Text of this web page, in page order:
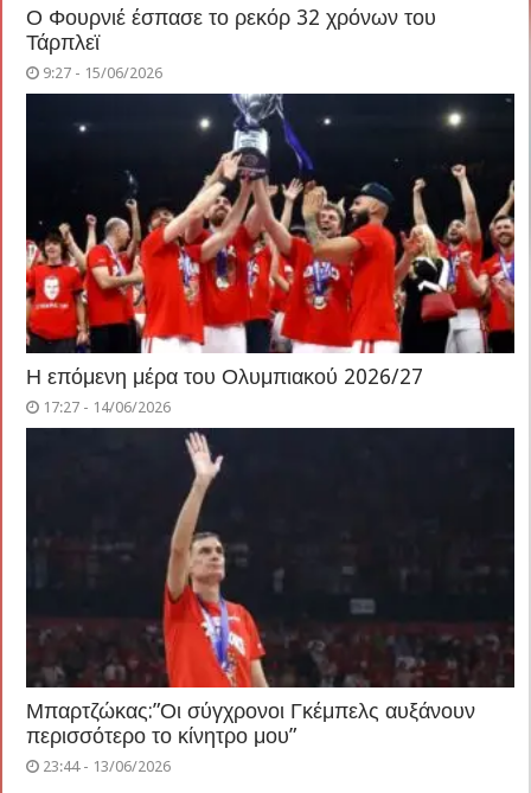
Ο Φουρνιέ έσπασε το ρεκόρ 32 χρόνων του
Τάρπλεϊ
9:27 - 15/06/2026
Η επόμενη μέρα του Ολυμπιακού 2026/27
17:27 - 14/06/2026
Μπαρτζώκας:”Οι σύγχρονοι Γκέμπελς αυξάνουν
περισσότερο το κίνητρο μου”
23:44 - 13/06/2026